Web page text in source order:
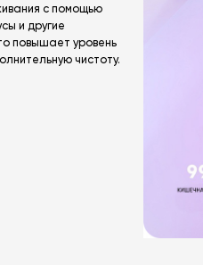
с помощью
и другие
повышает уровень
чистоту.